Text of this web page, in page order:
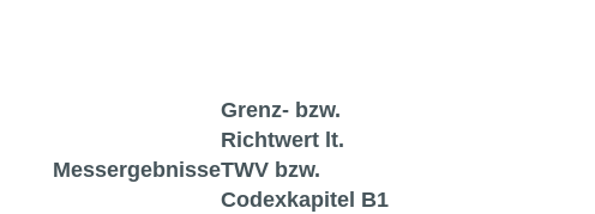
Messergebnisse
Grenz- bzw.
Richtwert lt.
TWV bzw.
Codexkapitel B1